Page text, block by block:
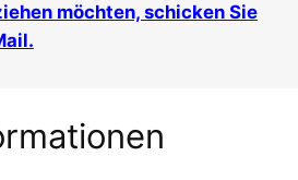
möchten, schicken Sie